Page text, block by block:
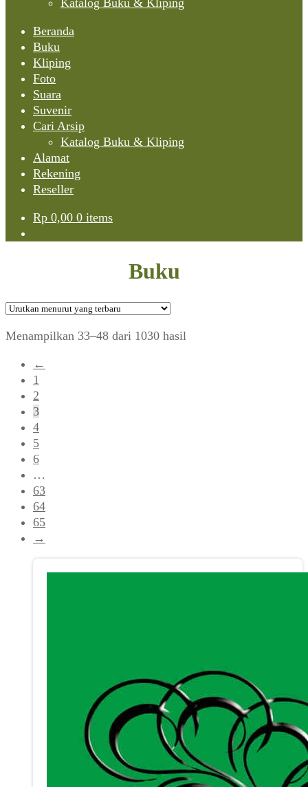
Katalog Buku & Kliping
Beranda
Buku
Kliping
Foto
Suara
Suvenir
Cari Arsip
Katalog Buku & Kliping
Alamat
Rekening
Reseller
Rp 0,00 0 items
Buku
Menampilkan 33–48 dari 1030 hasil
←
1
2
3
4
5
6
…
63
64
65
→